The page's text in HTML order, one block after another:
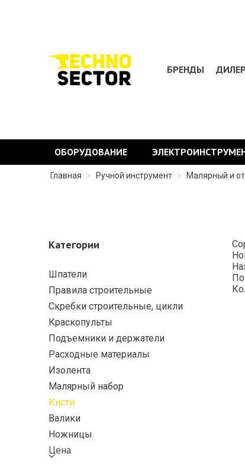
БРЕНДЫ
ОБОРУДОВАНИЕ
Главная > Ручной инструмент > Малярный и
Категории
Шпатели
Правила строительные
Скребки строительные, цикли
Краскопульты
Подъемники и держатели
Расходные материалы
Изолента
Малярный набор
Кисти
Валики
Ножницы
Цена